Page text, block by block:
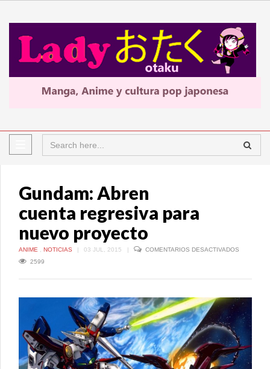
Gundam: Abren
cuenta regresiva para
nuevo proyecto
ANIME , NOTICIAS | 03 JUL, 2015 | COMENTARIOS DESACTIVADOS
NUEVO
2599